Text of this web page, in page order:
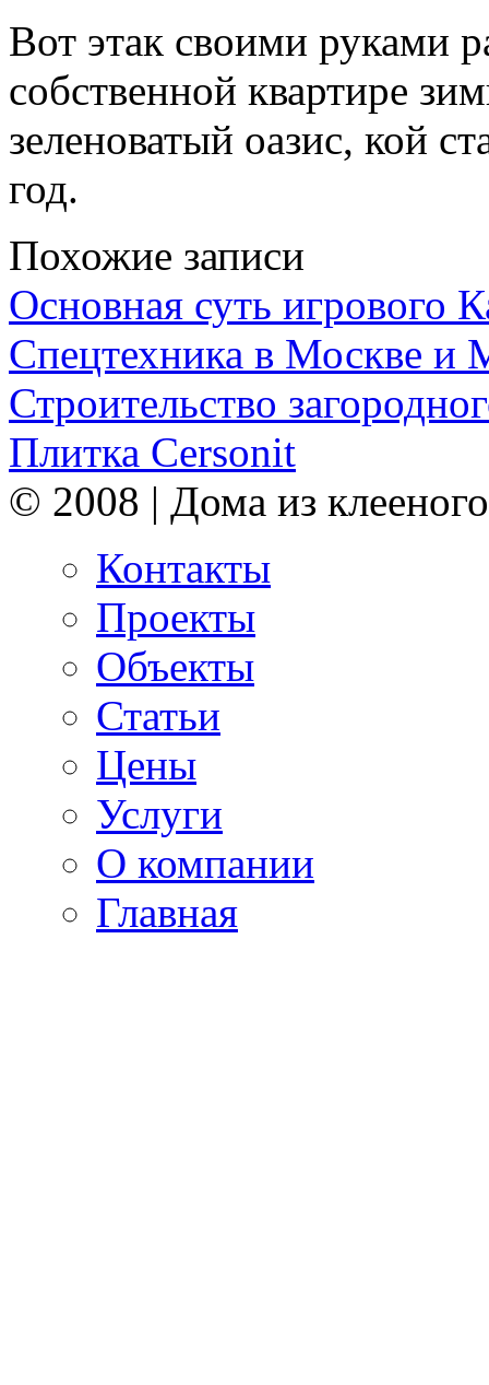
Вот этак своими руками
собственной квартире
зеленоватый оазис, кой
год.
Похожие записи
Основная суть игрового
Спецтехника в Москве и
Строительство
Плитка Cersonit
© 2008 | Дома из
Контакты
Проекты
Объекты
Статьи
Цены
Услуги
О компании
Главная